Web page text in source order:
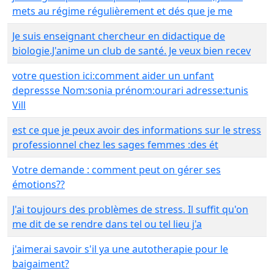
mets au régime régulièrement et dés que je me
Je suis enseignant chercheur en didactique de
biologie.J'anime un club de santé. Je veux bien recev
votre question ici:comment aider un unfant
depressse Nom:sonia prénom:ourari adresse:tunis
Vill
est ce que je peux avoir des informations sur le stress
professionnel chez les sages femmes :des ét
Votre demande : comment peut on gérer ses
émotions??
J'ai toujours des problèmes de stress. Il suffit qu'on
me dit de se rendre dans tel ou tel lieu j'a
j'aimerai savoir s'il ya une autotherapie pour le
baigaiment?